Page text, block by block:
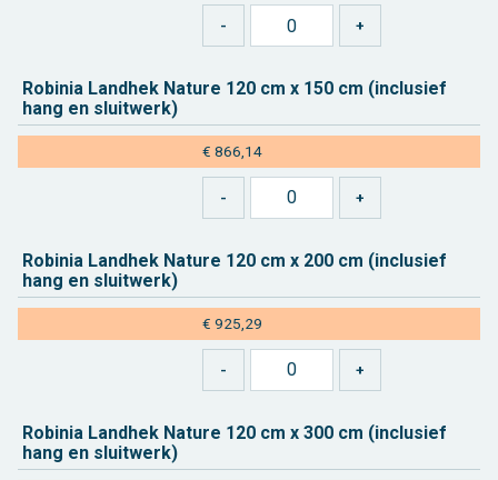
Ro­bi­nia Land­hek Na­tu­re 120 cm x 150 cm (in­clu­sief
hang en sluit­werk)
€ 866,14
Ro­bi­nia Land­hek Na­tu­re 120 cm x 200 cm (in­clu­sief
hang en sluit­werk)
€ 925,29
Ro­bi­nia Land­hek Na­tu­re 120 cm x 300 cm (in­clu­sief
hang en sluit­werk)